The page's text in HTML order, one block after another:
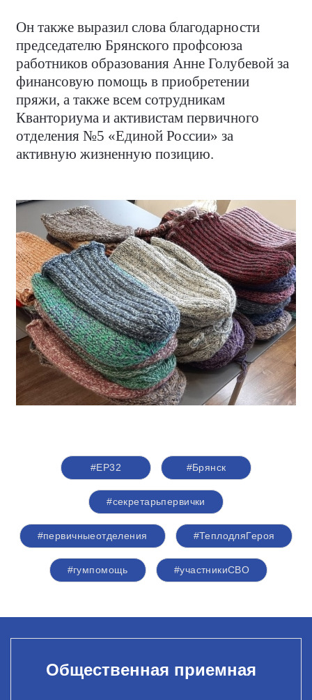
Он также выразил слова благодарности
председателю Брянского профсоюза
работников образования Анне Голубевой за
финансовую помощь в приобретении
пряжи, а также всем сотрудникам
Кванториума и активистам первичного
отделения №5 «Единой России» за
активную жизненную позицию.
#ЕР32 #Брянск
#секретарьпервички
#первичныеотделения #ТеплодляГероя
#гумпомощь #участникиСВО
Общественная приемная